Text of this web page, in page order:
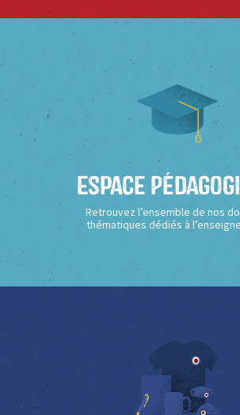
Espace
Retrouvez l’ensemble de nos
thématiques dédiés à